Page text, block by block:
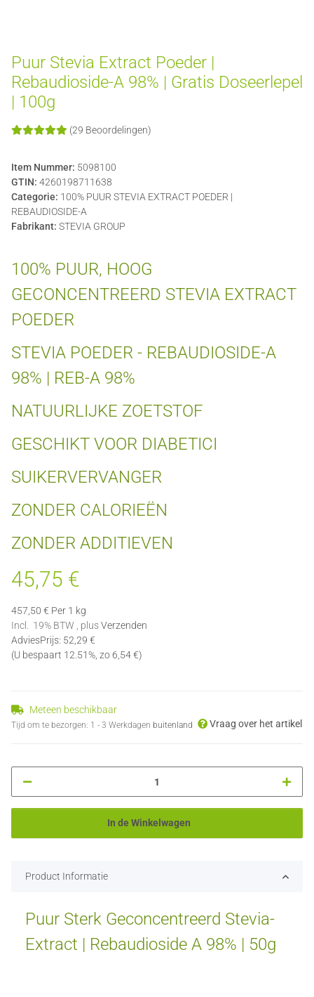
Puur Stevia Extract Poeder |
Rebaudioside-A 98% | Gratis Doseerlepel
| 100g
(29 Beoordelingen)
Item Nummer: 5098100
GTIN: 4260198711638
Categorie: 100% PUUR STEVIA EXTRACT POEDER |
REBAUDIOSIDE-A
Fabrikant: STEVIA GROUP
100% PUUR, HOOG
GECONCENTREERD STEVIA EXTRACT
POEDER
STEVIA POEDER - REBAUDIOSIDE-A
98% | REB-A 98%
NATUURLIJKE ZOETSTOF
GESCHIKT VOOR DIABETICI
SUIKERVERVANGER
ZONDER CALORIEËN
ZONDER ADDITIEVEN
45,75 €
457,50 € Per 1 kg
Incl. 19% BTW , plusVerzenden
AdviesPrijs: 52,29 €
(U bespaart 12.51%, zo 6,54 €)
Meteen beschikbaar
Tijd om te bezorgen: 1 - 3 Werkdagen buitenland Vraag over het artikel
In de Winkelwagen
Product Informatie
Puur Sterk Geconcentreerd Stevia-
Extract | Rebaudioside A 98% | 50g